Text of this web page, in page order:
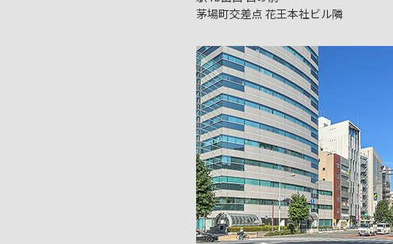
茅場町交差点 花王本社ビル隣